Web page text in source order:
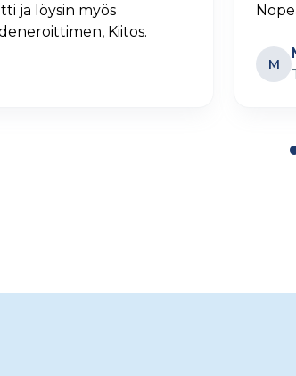
Nopea ja kätevä verkkokauppa.